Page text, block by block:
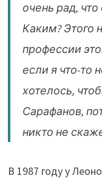
очень рад,
Каким? Этого
профессии
если я что-то
хотелось,
Сарафанов,
никто не
В 1987 году у